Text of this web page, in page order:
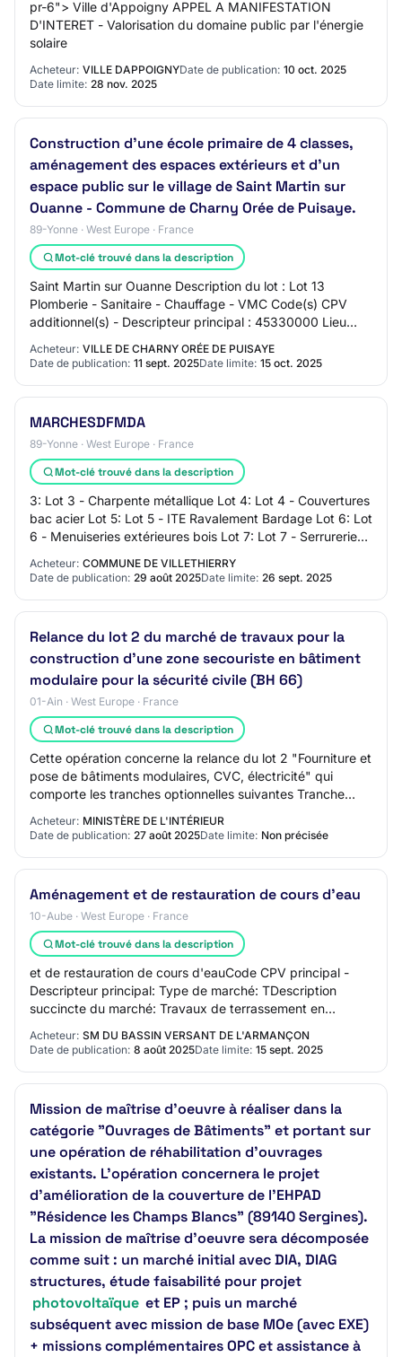
pr-6"> Ville d'Appoigny APPEL A MANIFESTATION
D'INTERET - Valorisation du domaine public par l'énergie
solaire
Acheteur: VILLE DAPPOIGNYDate de publication: 10 oct. 2025
Date limite: 28 nov. 2025
Construction d'une école primaire de 4 classes,
aménagement des espaces extérieurs et d'un
espace public sur le village de Saint Martin sur
Ouanne - Commune de Charny Orée de Puisaye.
89-Yonne · West Europe · France
Mot-clé trouvé dans la description
Saint Martin sur Ouanne Description du lot : Lot 13
Plomberie - Sanitaire - Chauffage - VMC Code(s) CPV
additionnel(s) - Descripteur principal : 45330000 Lieu
d'exécution du lot : Saint Martin sur Ou…
Acheteur: VILLE DE CHARNY ORÉE DE PUISAYE
Date de publication: 11 sept. 2025Date limite: 15 oct. 2025
MARCHESDFMDA
89-Yonne · West Europe · France
Mot-clé trouvé dans la description
3: Lot 3 - Charpente métallique Lot 4: Lot 4 - Couvertures
bac acier Lot 5: Lot 5 - ITE Ravalement Bardage Lot 6: Lot
6 - Menuiseries extérieures bois Lot 7: Lot 7 - Serrurerie
Acheteur: COMMUNE DE VILLETHIERRY
Date de publication: 29 août 2025Date limite: 26 sept. 2025
Relance du lot 2 du marché de travaux pour la
construction d'une zone secouriste en bâtiment
modulaire pour la sécurité civile (BH 66)
01-Ain · West Europe · France
Mot-clé trouvé dans la description
Cette opération concerne la relance du lot 2 "Fourniture et
pose de bâtiments modulaires, CVC, électricité" qui
comporte les tranches optionnelles suivantes Tranche
optionnelle 1 : Modules solaires p…
Acheteur: MINISTÈRE DE L'INTÉRIEUR
Date de publication: 27 août 2025Date limite: Non précisée
Aménagement et de restauration de cours d'eau
10-Aube · West Europe · France
Mot-clé trouvé dans la description
et de restauration de cours d'eauCode CPV principal -
Descripteur principal: Type de marché: TDescription
succincte du marché: Travaux de terrassement en
Acheteur: SM DU BASSIN VERSANT DE L'ARMANÇON
Date de publication: 8 août 2025Date limite: 15 sept. 2025
Mission de maîtrise d'oeuvre à réaliser dans la
catégorie "Ouvrages de Bâtiments" et portant sur
une opération de réhabilitation d'ouvrages
existants. L'opération concernera le projet
d'amélioration de la couverture de l'EHPAD
"Résidence les Champs Blancs" (89140 Sergines).
La mission de maîtrise d'oeuvre sera décomposée
comme suit : un marché initial avec DIA, DIAG
structures, étude faisabilité pour projet
photovoltaïque et EP ; puis un marché
subséquent avec mission de base MOe (avec EXE)
+ missions complémentaires OPC et assistance à